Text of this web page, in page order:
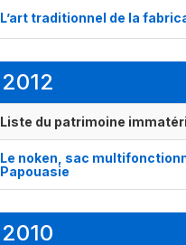
L’art traditionnel de la
2012
Liste du patrimoine
Le noken, sac
Papouasie
2010